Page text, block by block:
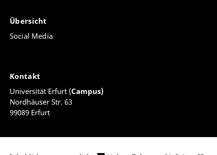
Übersicht
Social Media
Kontakt
Universität Erfurt (Campus)
Nordhäuser Str. 63
99089 Erfurt